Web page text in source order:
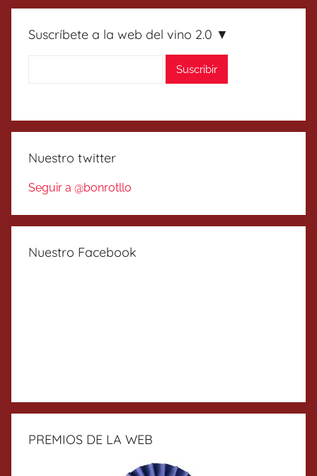
Suscríbete a la web del vino 2.0 ▼
Nuestro twitter
Seguir a @bonrotllo
Nuestro Facebook
PREMIOS DE LA WEB